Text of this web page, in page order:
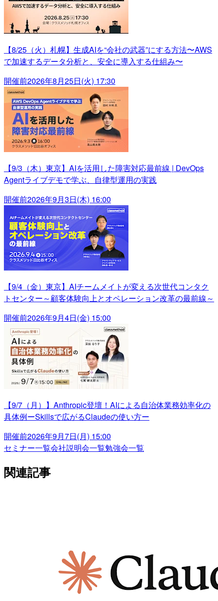
【8/25（火）札幌】生成AIを“会社の武器”にする方法〜AWS
で加速するデータ分析と、安全に導入する仕組み〜
開催前2026年8月25日(火) 17:30
【9/3（木）東京】AIを活用した障害対応最前線 | DevOps
Agentライブデモで学ぶ、自律型運用の実践
開催前2026年9月3日(木) 16:00
【9/4（金）東京】AIチームメイトが変える次世代コンタク
トセンター～顧客体験向上とオペレーション改革の最前線～
開催前2026年9月4日(金) 15:00
【9/7（月）】Anthropic登壇！AIによる自治体業務効率化の
具体例ーSkillsで広がるClaudeの使い方ー
開催前2026年9月7日(月) 15:00
セミナー一覧会社説明会一覧勉強会一覧
関連記事